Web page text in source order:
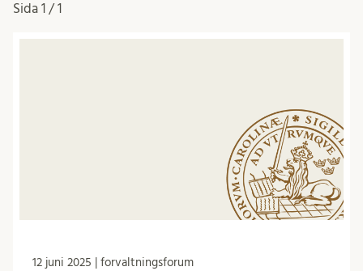
Sida 1 / 1
12 juni 2025 | forvaltningsforum